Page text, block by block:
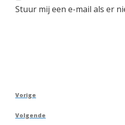
Stuur mij een e-mail als er
Berichtnavigatie
Vorig
Vorige
Volgend
Volgende